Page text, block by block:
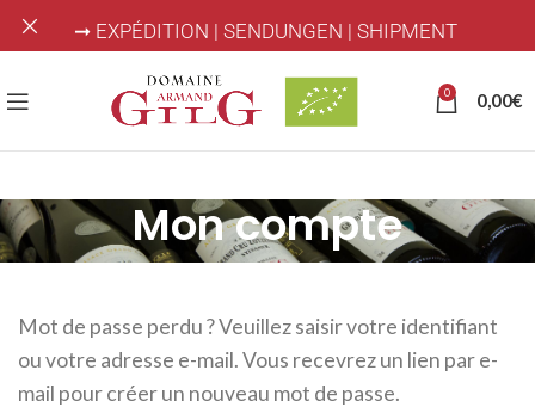
0 0,00€
Mon compte
Mot de passe perdu ? Veuillez saisir votre identifiant
ou votre adresse e-mail. Vous recevrez un lien par e-
mail pour créer un nouveau mot de passe.
➞ EXPÉDITION | SENDUNGEN | SHIPMENT